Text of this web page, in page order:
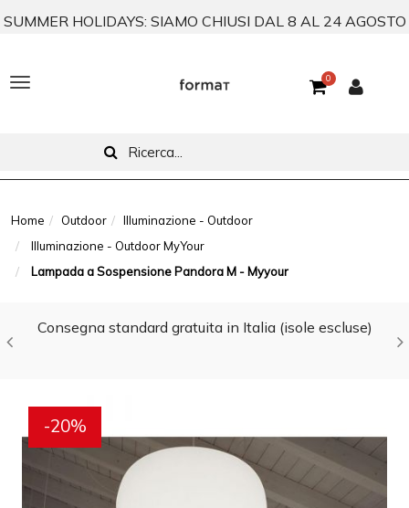
SUMMER HOLIDAYS: SIAMO CHIUSI DAL 8 AL 24 AGOSTO
T
g
l
a
0
Home Outdoor
Illuminazione - Outdoor
Illuminazione - Outdoor MyYour
Lampada a Sospensione Pandora M - Myyour
Consegna standard gratuita in Italia (isole escluse)
-20%